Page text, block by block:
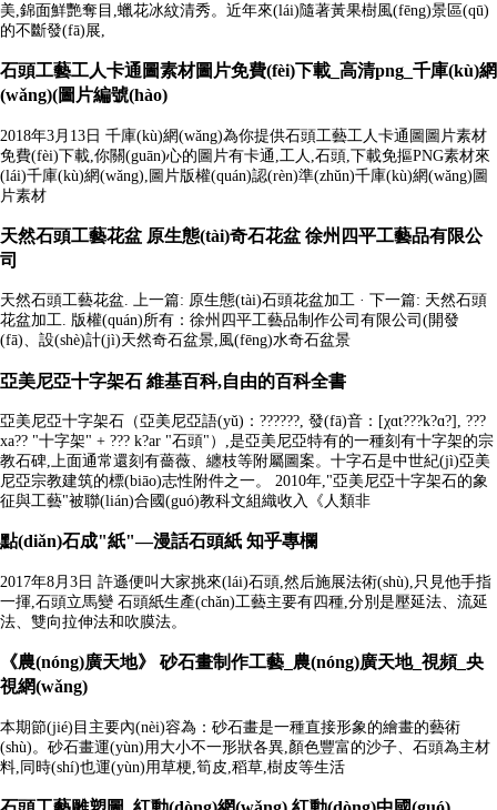
美,錦面鮮艷奪目,蠟花冰紋清秀。近年來(lái)隨著黃果樹風(fēng)景區(qū)
的不斷發(fā)展,
石頭工藝工人卡通圖素材圖片免費(fèi)下載_高清png_千庫(kù)網
(wǎng)(圖片編號(hào)
2018年3月13日 千庫(kù)網(wǎng)為你提供石頭工藝工人卡通圖圖片素材
免費(fèi)下載,你關(guān)心的圖片有卡通,工人,石頭,下載免摳PNG素材來
(lái)千庫(kù)網(wǎng),圖片版權(quán)認(rèn)準(zhǔn)千庫(kù)網(wǎng)圖
片素材
天然石頭工藝花盆 原生態(tài)奇石花盆 徐州四平工藝品有限公
司
天然石頭工藝花盆. 上一篇: 原生態(tài)石頭花盆加工 · 下一篇: 天然石頭
花盆加工. 版權(quán)所有：徐州四平工藝品制作公司有限公司(開發
(fā)、設(shè)計(jì)天然奇石盆景,風(fēng)水奇石盆景
亞美尼亞十字架石 維基百科,自由的百科全書
亞美尼亞十字架石（亞美尼亞語(yǔ)：??????, 發(fā)音：[χɑt???k?ɑ?], ???
xa?? "十字架" + ??? k?ar "石頭"）,是亞美尼亞特有的一種刻有十字架的宗
教石碑,上面通常還刻有薔薇、纏枝等附屬圖案。十字石是中世紀(jì)亞美
尼亞宗教建筑的標(biāo)志性附件之一。 2010年,"亞美尼亞十字架石的象
征與工藝"被聯(lián)合國(guó)教科文組織收入《人類非
點(diǎn)石成"紙"—漫話石頭紙 知乎專欄
2017年8月3日 許遜便叫大家挑來(lái)石頭,然后施展法術(shù),只見他手指
一揮,石頭立馬變 石頭紙生產(chǎn)工藝主要有四種,分別是壓延法、流延
法、雙向拉伸法和吹膜法。
《農(nóng)廣天地》 砂石畫制作工藝_農(nóng)廣天地_視頻_央
視網(wǎng)
本期節(jié)目主要內(nèi)容為：砂石畫是一種直接形象的繪畫的藝術
(shù)。砂石畫運(yùn)用大小不一形狀各異,顏色豐富的沙子、石頭為主材
料,同時(shí)也運(yùn)用草梗,筍皮,稻草,樹皮等生活